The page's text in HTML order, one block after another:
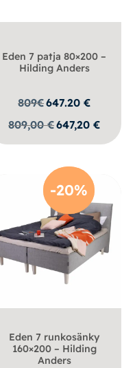
Eden 7 patja 80×200 –
Hilding Anders
809€647.20€
809,00€647,20€
-20%
-20%
Eden 7 runkosänky
160×200 – Hilding
Anders